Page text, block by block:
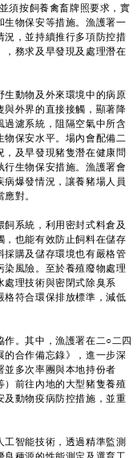
須按飼養禽畜牌照要求，實
生物保安等措施。漁護署一
況，並持續推行多項防控措
，務求及早發現及處理潛在
動物及外來環境中的病原
與外界的直接接觸，顯著降
過濾系統，阻隔空氣中所含
物保安水平。場內會配備二
及早發現豬隻潛在健康問
行生物保安措施。漁護署會
爆發情況，讓養豬場人員
對。
系統，利用密封式料倉及
，也能有效防止飼料在儲存
採購及儲存環境也有嚴格管
風險。至於養殖廢物處理
處理技術與密閉式除臭系
格符合環保排放標準，減低
作。其中，漁護署在二○二四
的合作備忘錄》，進一步深
並多次率團與本地持份者
）前往內地的大型豬隻養殖
及動物疫病防控措施，並重
智能技術，透過精準監測